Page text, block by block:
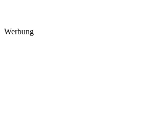
Werbung